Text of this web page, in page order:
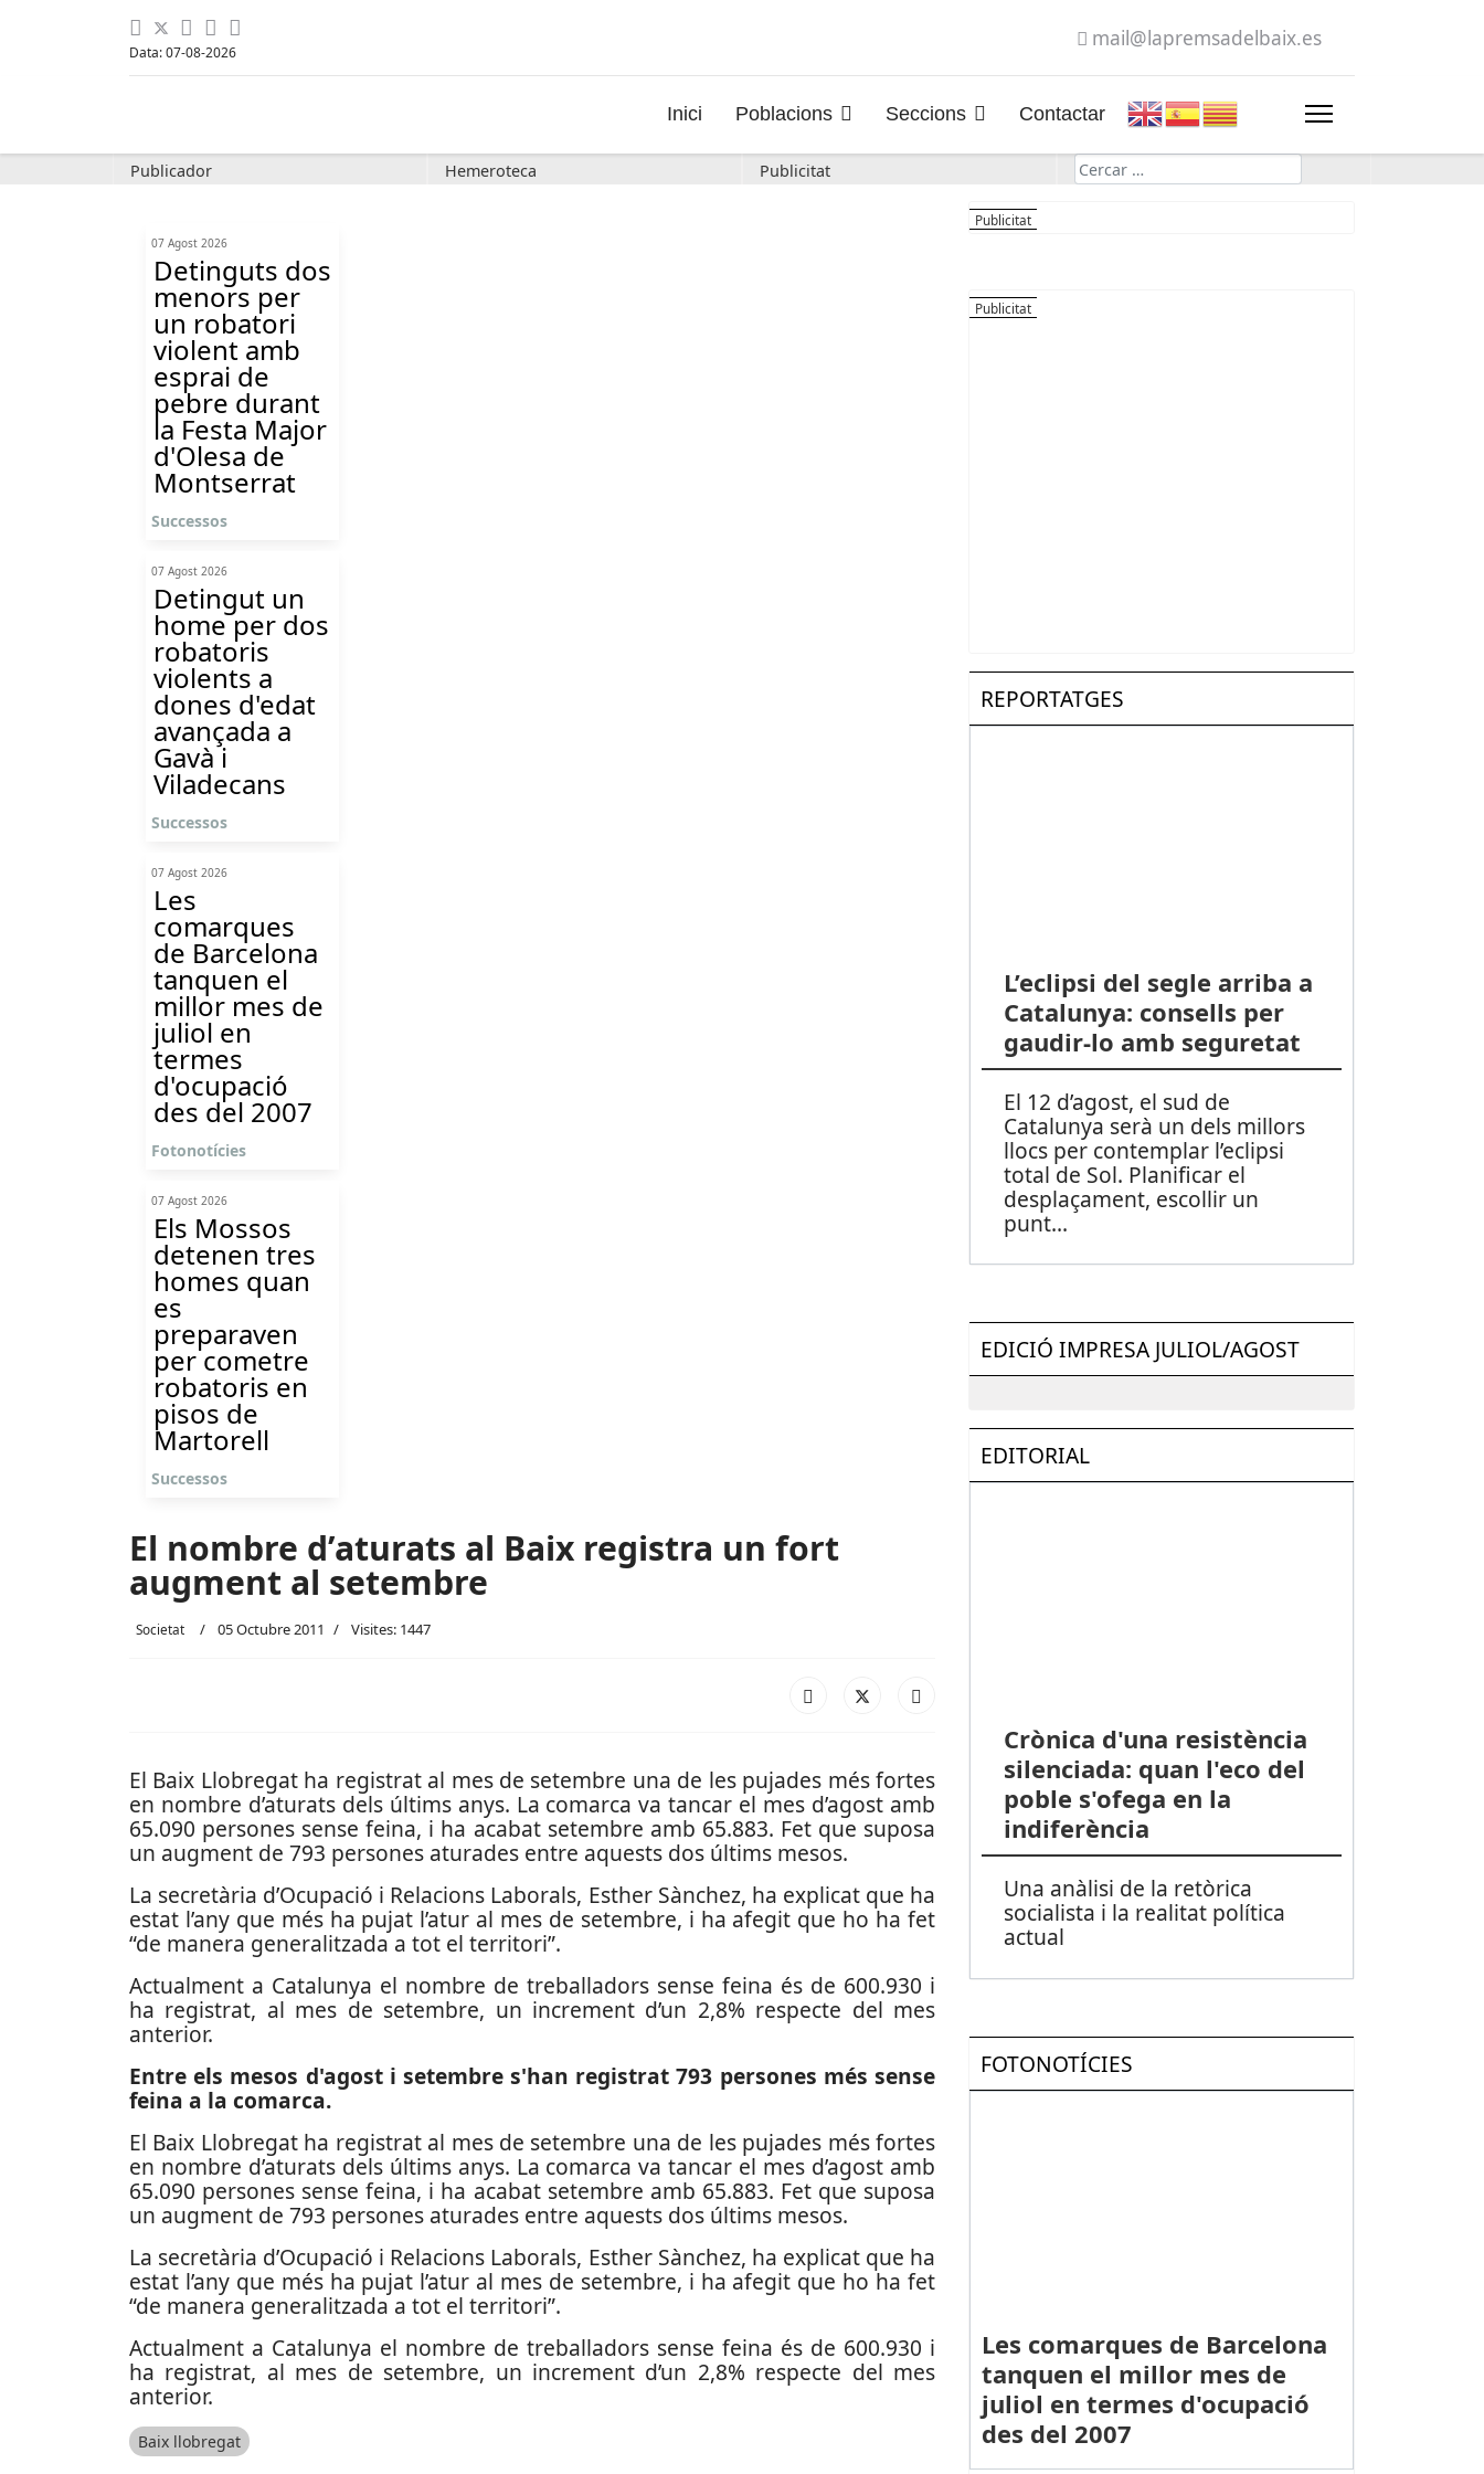
Data: 07-08-2026
mail@lapremsadelbaix.es
Inici Poblacions Seccions Contactar
Publicador Hemeroteca Publicitat Cerca
07 Agost 2026
Detinguts dos
menors per
un robatori
violent amb
esprai de
pebre durant
la Festa Major
d'Olesa de
Montserrat
Successos
07 Agost 2026
Detingut un
home per dos
robatoris
violents a
dones d'edat
avançada a
Gavà i
Viladecans
Successos
07 Agost 2026
Les
comarques
de Barcelona
tanquen el
millor mes de
juliol en
termes
d'ocupació
des del 2007
Fotonotícies
07 Agost 2026
Els Mossos
detenen tres
homes quan
es
preparaven
per cometre
robatoris en
pisos de
Martorell
Successos
El nombre d’aturats al Baix registra un fort
augment al setembre
Societat 05 Octubre 2011 Visites: 1447
El Baix Llobregat ha registrat al mes de setembre una de les pujades més fortes
en nombre d’aturats dels últims anys. La comarca va tancar el mes d’agost amb
65.090 persones sense feina, i ha acabat setembre amb 65.883. Fet que suposa
un augment de 793 persones aturades entre aquests dos últims mesos.
La secretària d’Ocupació i Relacions Laborals, Esther Sànchez, ha explicat que ha
estat l’any que més ha pujat l’atur al mes de setembre, i ha afegit que ho ha fet
“de manera generalitzada a tot el territori”.
Actualment a Catalunya el nombre de treballadors sense feina és de 600.930 i
ha registrat, al mes de setembre, un increment d’un 2,8% respecte del mes
anterior.
Entre els mesos d'agost i setembre s'han registrat 793 persones més sense
feina a la comarca.
El Baix Llobregat ha registrat al mes de setembre una de les pujades més fortes
en nombre d’aturats dels últims anys. La comarca va tancar el mes d’agost amb
65.090 persones sense feina, i ha acabat setembre amb 65.883. Fet que suposa
un augment de 793 persones aturades entre aquests dos últims mesos.
La secretària d’Ocupació i Relacions Laborals, Esther Sànchez, ha explicat que ha
estat l’any que més ha pujat l’atur al mes de setembre, i ha afegit que ho ha fet
“de manera generalitzada a tot el territori”.
Actualment a Catalunya el nombre de treballadors sense feina és de 600.930 i
ha registrat, al mes de setembre, un increment d’un 2,8% respecte del mes
anterior.
Baix llobregat
REPORTATGES
L’eclipsi del segle arriba a
Catalunya: consells per
gaudir-lo amb seguretat
El 12 d’agost, el sud de
Catalunya serà un dels millors
llocs per contemplar l’eclipsi
total de Sol. Planificar el
desplaçament, escollir un
punt...
EDICIÓ IMPRESA JULIOL/AGOST
EDITORIAL
Crònica d'una resistència
silenciada: quan l'eco del
poble s'ofega en la
indiferència
Una anàlisi de la retòrica
socialista i la realitat política
actual
FOTONOTÍCIES
Les comarques de Barcelona
tanquen el millor mes de
juliol en termes d'ocupació
des del 2007